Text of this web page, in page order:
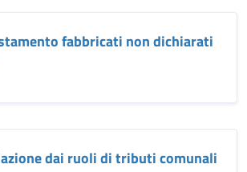
fabbricati non dichiarati
dai ruoli di tributi comunali